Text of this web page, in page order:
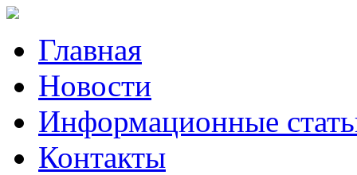
Главная
Новости
Информационные
Контакты